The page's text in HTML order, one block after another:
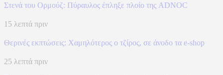
Στενά του Ορμούζ: Πύραυλος έπληξε πλοίο της ADNOC
15 λεπτά πριν
Θερινές εκπτώσεις: Χαμηλότερος ο τζίρος, σε άνοδο τα e-shop
25 λεπτά πριν